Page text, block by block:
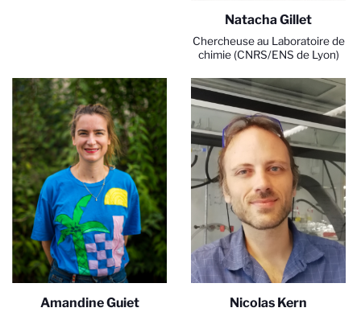
Natacha Gillet
Chercheuse au Laboratoire de
chimie (CNRS/ENS de Lyon)
Amandine Guiet Nicolas Kern